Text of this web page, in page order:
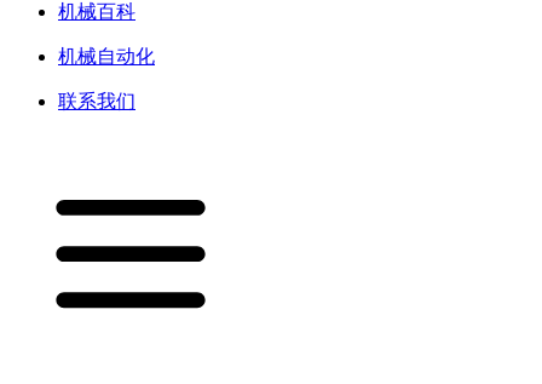
机械百科
机械自动化
联系我们